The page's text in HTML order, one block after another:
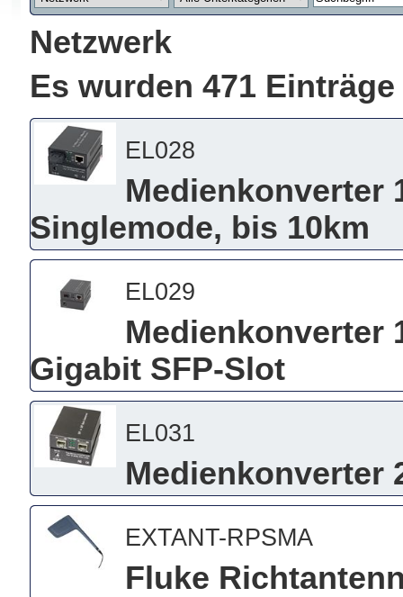
Netzwerk
Es wurden 471
EL028
Medienkonverter
Singlemode, bis 10km
EL029
Medienkonverter
Gigabit SFP-Slot
EL031
Medienkonverter
EXTANT-RPSMA
Fluke